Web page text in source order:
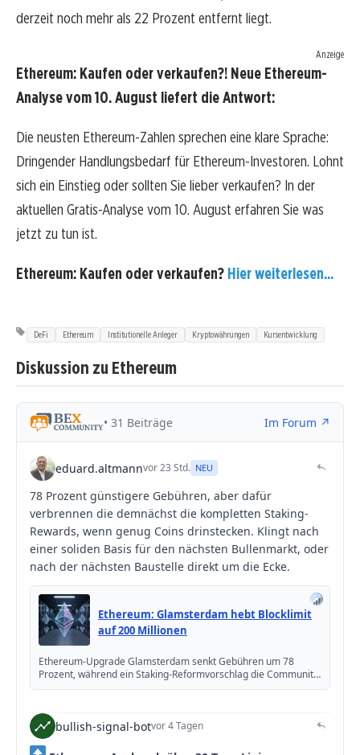
derzeit noch mehr als 22 Prozent entfernt liegt.
Anzeige
Ethereum: Kaufen oder verkaufen?! Neue Ethereum-
Analyse vom 10. August liefert die Antwort:
Die neusten Ethereum-Zahlen sprechen eine klare Sprache:
Dringender Handlungsbedarf für Ethereum-Investoren. Lohnt
sich ein Einstieg oder sollten Sie lieber verkaufen? In der
aktuellen Gratis-Analyse vom 10. August erfahren Sie was
jetzt zu tun ist.
Ethereum: Kaufen oder verkaufen? Hier weiterlesen...
DeFi Ethereum Institutionelle Anleger Kryptowährungen Kursentwicklung
Diskussion zu Ethereum